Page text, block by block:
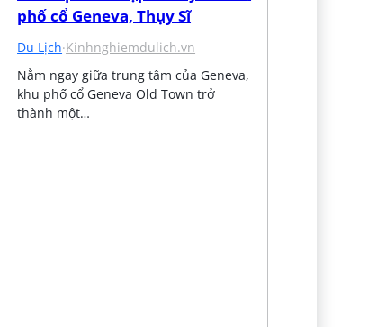
phố cổ Geneva, Thụy Sĩ
Du Lịch·Kinhnghiemdulich.vn
Nằm ngay giữa trung tâm của Geneva,
khu phố cổ Geneva Old Town trở
thành một…